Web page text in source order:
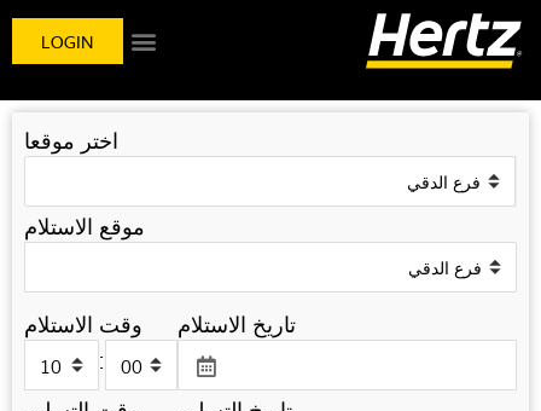
LOGIN
اختر موقعا
موقع الاستلام
تاريخ الاستلام وقت الاستلام
: